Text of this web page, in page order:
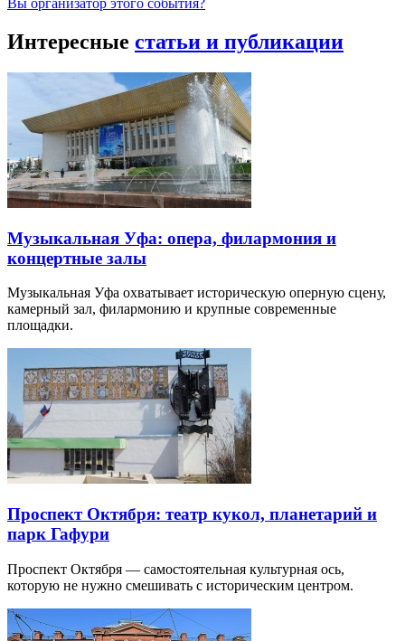
Вы организатор этого события?
Интересные статьи и публикации
Музыкальная Уфа: опера, филармония и
концертные залы
Музыкальная Уфа охватывает историческую оперную сцену,
камерный зал, филармонию и крупные современные
площадки.
Проспект Октября: театр кукол, планетарий и
парк Гафури
Проспект Октября — самостоятельная культурная ось,
которую не нужно смешивать с историческим центром.